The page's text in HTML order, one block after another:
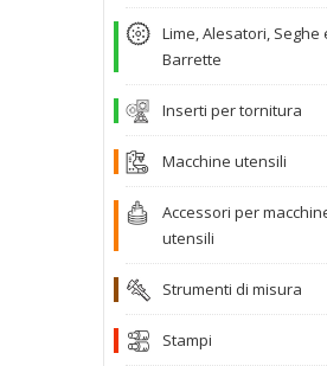
Lime, Alesatori, Seghe
Barrette
Inserti per tornitura
Macchine utensili
Accessori per
utensili
Strumenti di misura
Stampi